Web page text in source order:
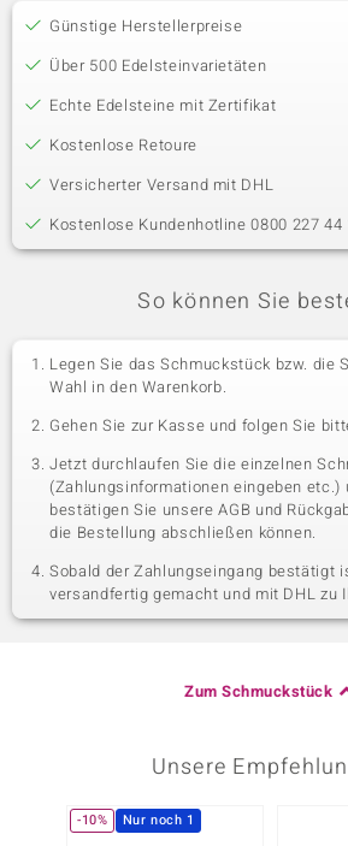
Günstige Herstellerpreise
Über 500 Edelsteinvarietäten
Echte Edelsteine mit Zertifikat
Kostenlose Retoure
Versicherter Versand mit DHL
Kostenlose Kundenhotline 0800 227 44
So können Sie
Legen Sie das Schmuckstück bzw. die
Wahl in den Warenkorb.
Gehen Sie zur Kasse und folgen Sie
Jetzt durchlaufen Sie die einzelnen
(Zahlungsinformationen eingeben etc.)
bestätigen Sie unsere AGB und
die Bestellung abschließen können.
Sobald der Zahlungseingang bestätigt
versandfertig gemacht und mit DHL zu
Zum Schmuckstück
Unsere
-10% Nur noch 1